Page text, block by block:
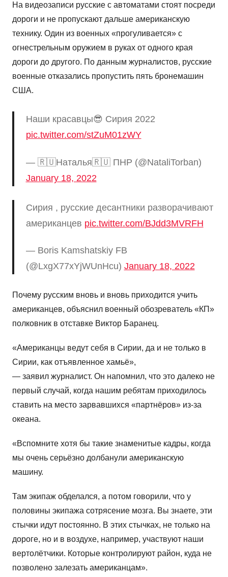
На видеозаписи русские с автоматами стоят посреди
дороги и не пропускают дальше американскую
технику. Один из военных «прогуливается» с
огнестрельным оружием в руках от одного края
дороги до другого. По данным журналистов, русские
военные отказались пропустить пять бронемашин
США.
Наши красавцы😎 Сирия 2022
pic.twitter.com/stZuM01zWY
— 🇷🇺Наталья🇷🇺 ПНР (@NataliTorban)
January 18, 2022
Сирия , русские десантники разворачивают
американцев pic.twitter.com/BJdd3MVRFH
— Boris Kamshatskiy FB
(@LxgX77xYjWUnHcu) January 18, 2022
Почему русским вновь и вновь приходится учить
американцев, объяснил военный обозреватель «КП»
полковник в отставке Виктор Баранец.
«Американцы ведут себя в Сирии, да и не только в
Сирии, как отъявленное хамьё»,
— заявил журналист. Он напомнил, что это далеко не
первый случай, когда нашим ребятам приходилось
ставить на место зарвавшихся «партнёров» из-за
океана.
«Вспомните хотя бы такие знаменитые кадры, когда
мы очень серьёзно долбанули американскую
машину.
Там экипаж обделался, а потом говорили, что у
половины экипажа сотрясение мозга. Вы знаете, эти
стычки идут постоянно. В этих стычках, не только на
дороге, но и в воздухе, например, участвуют наши
вертолётчики. Которые контролируют район, куда не
позволено залезать американцам».